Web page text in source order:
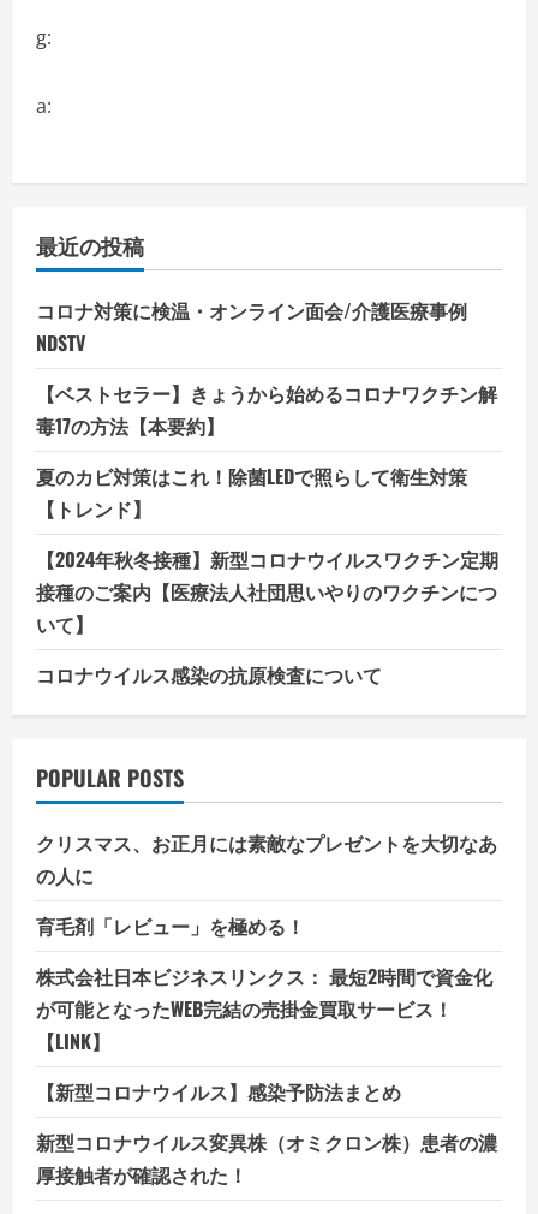
g:
a:
最近の投稿
コロナ対策に検温・オンライン面会/介護医療事例
NDSTV
【ベストセラー】きょうから始めるコロナワクチン解
毒17の方法【本要約】
夏のカビ対策はこれ！除菌LEDで照らして衛生対策
【トレンド】
【2024年秋冬接種】新型コロナウイルスワクチン定期
接種のご案内【医療法人社団思いやりのワクチンにつ
いて】
コロナウイルス感染の抗原検査について
POPULAR POSTS
クリスマス、お正月には素敵なプレゼントを大切なあ
の人に
育毛剤「レビュー」を極める！
株式会社日本ビジネスリンクス： 最短2時間で資金化
が可能となったWEB完結の売掛金買取サービス！
【LINK】
【新型コロナウイルス】感染予防法まとめ
新型コロナウイルス変異株（オミクロン株）患者の濃
厚接触者が確認された！